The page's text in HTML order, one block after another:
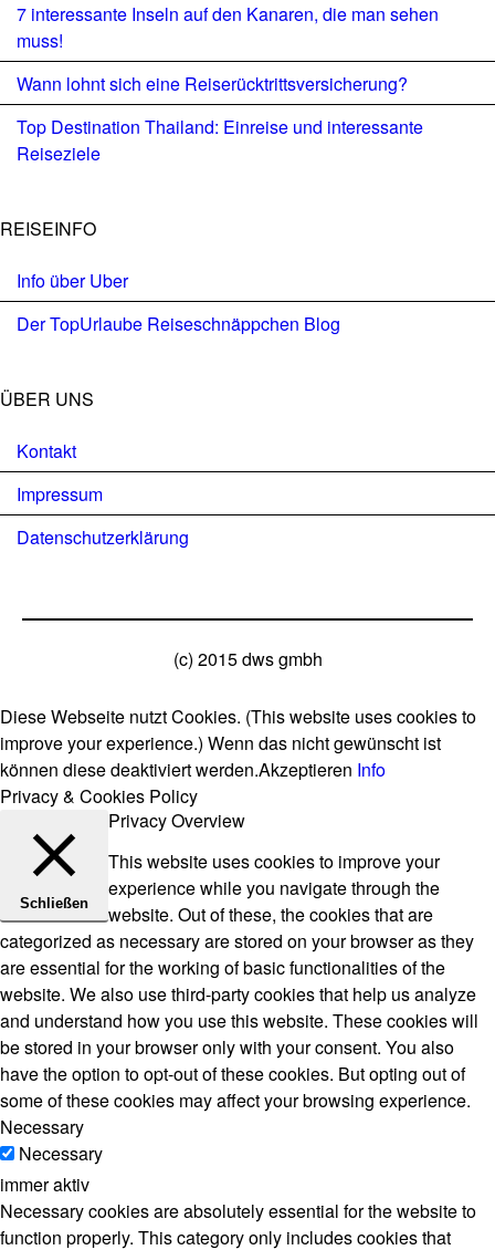
7 interessante Inseln auf den Kanaren, die man sehen
muss!
Wann lohnt sich eine Reiserücktrittsversicherung?
Top Destination Thailand: Einreise und interessante
Reiseziele
REISEINFO
Info über Uber
Der TopUrlaube Reiseschnäppchen Blog
ÜBER UNS
Kontakt
Impressum
Datenschutzerklärung
(c) 2015 dws gmbh
Diese Webseite nutzt Cookies. (This website uses cookies to
improve your experience.) Wenn das nicht gewünscht ist
können diese deaktiviert werden.Akzeptieren Info
Privacy & Cookies Policy
Schließen
Privacy Overview
This website uses cookies to improve your
experience while you navigate through the
website. Out of these, the cookies that are
categorized as necessary are stored on your browser as they
are essential for the working of basic functionalities of the
website. We also use third-party cookies that help us analyze
and understand how you use this website. These cookies will
be stored in your browser only with your consent. You also
have the option to opt-out of these cookies. But opting out of
some of these cookies may affect your browsing experience.
Necessary
Necessary
immer aktiv
Necessary cookies are absolutely essential for the website to
function properly. This category only includes cookies that